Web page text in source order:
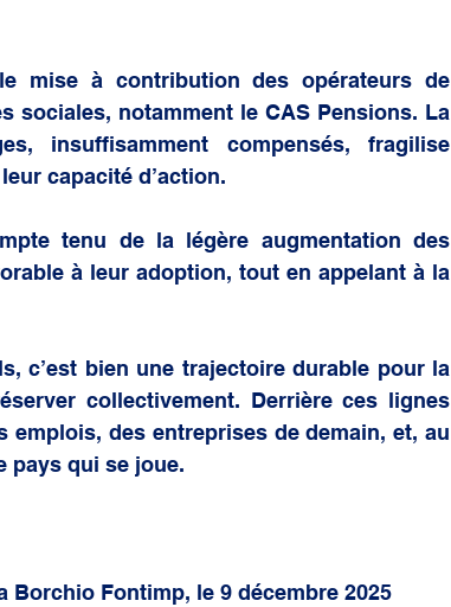
mise à contribution des opérateurs de
sociales, notamment le CAS Pensions. La
insuffisamment compensés, fragilise
capacité d’action.
tenu de la légère augmentation des
à leur adoption, tout en appelant à la
c’est bien une trajectoire durable pour la
collectivement. Derrière ces lignes
des entreprises de demain, et, au
pays qui se joue.
Borchio Fontimp, le 9 décembre 2025